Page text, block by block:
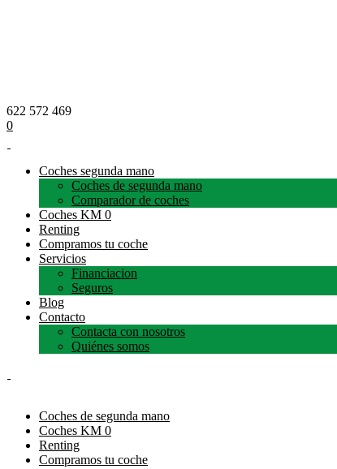
622 572 469
0
Coches segunda mano
Coches de segunda mano
Comparador de coches
Coches KM 0
Renting
Compramos tu coche
Servicios
Financiacion
Seguros
Blog
Contacto
Contacta con nosotros
Quiénes somos
Coches de segunda mano
Coches KM 0
Renting
Compramos tu coche